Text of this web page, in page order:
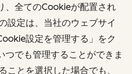
、全てのCookieが配置され
設定は、当社のウェブサイ
設定を管理する」をク
つでも管理することができま
ことを選択した場合でも、